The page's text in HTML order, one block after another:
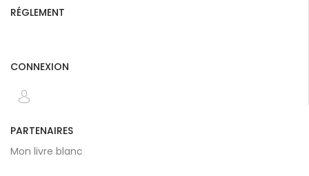
RÉGLEMENT
CONNEXION
PARTENAIRES
Mon livre blanc